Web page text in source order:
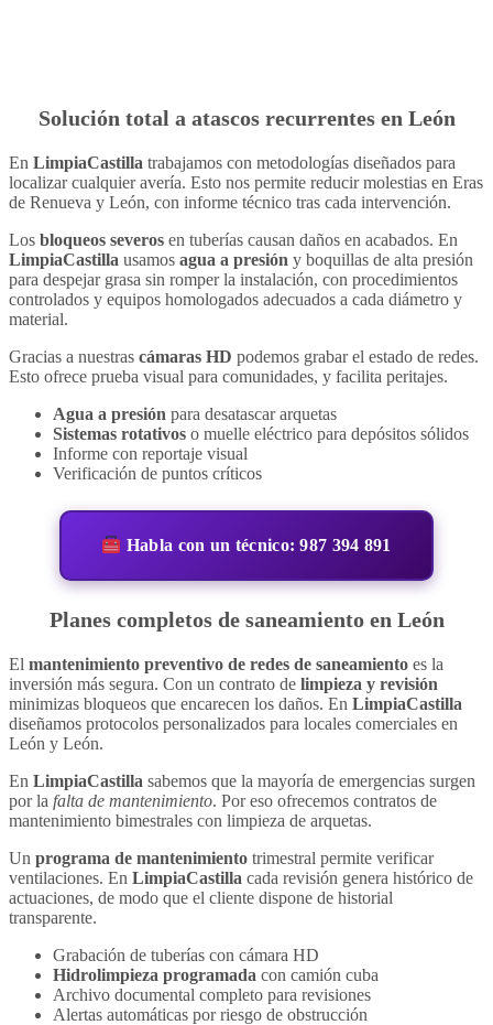
Solución total a atascos recurrentes en León
En LimpiaCastilla trabajamos con metodologías diseñados para
localizar cualquier avería. Esto nos permite reducir molestias en Eras
de Renueva y León, con informe técnico tras cada intervención.
Los bloqueos severos en tuberías causan daños en acabados. En
LimpiaCastilla usamos agua a presión y boquillas de alta presión
para despejar grasa sin romper la instalación, con procedimientos
controlados y equipos homologados adecuados a cada diámetro y
material.
Gracias a nuestras cámaras HD podemos grabar el estado de redes.
Esto ofrece prueba visual para comunidades, y facilita peritajes.
Agua a presión para desatascar arquetas
Sistemas rotativos o muelle eléctrico para depósitos sólidos
Informe con reportaje visual
Verificación de puntos críticos
Habla con un técnico: 987 394 891
Planes completos de saneamiento en León
El mantenimiento preventivo de redes de saneamiento es la
inversión más segura. Con un contrato de limpieza y revisión
minimizas bloqueos que encarecen los daños. En LimpiaCastilla
diseñamos protocolos personalizados para locales comerciales en
León y León.
En LimpiaCastilla sabemos que la mayoría de emergencias surgen
por la falta de mantenimiento. Por eso ofrecemos contratos de
mantenimiento bimestrales con limpieza de arquetas.
Un programa de mantenimiento trimestral permite verificar
ventilaciones. En LimpiaCastilla cada revisión genera histórico de
actuaciones, de modo que el cliente dispone de historial
transparente.
Grabación de tuberías con cámara HD
Hidrolimpieza programada con camión cuba
Archivo documental completo para revisiones
Alertas automáticas por riesgo de obstrucción